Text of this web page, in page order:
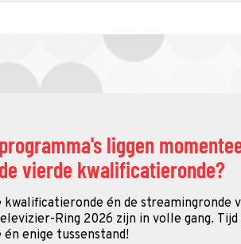
liggen
vierde kwalificatieronde?
kwalificatieronde én de streamingronde
Ring 2026 zijn in volle gang. Tijd
enige tussenstand!